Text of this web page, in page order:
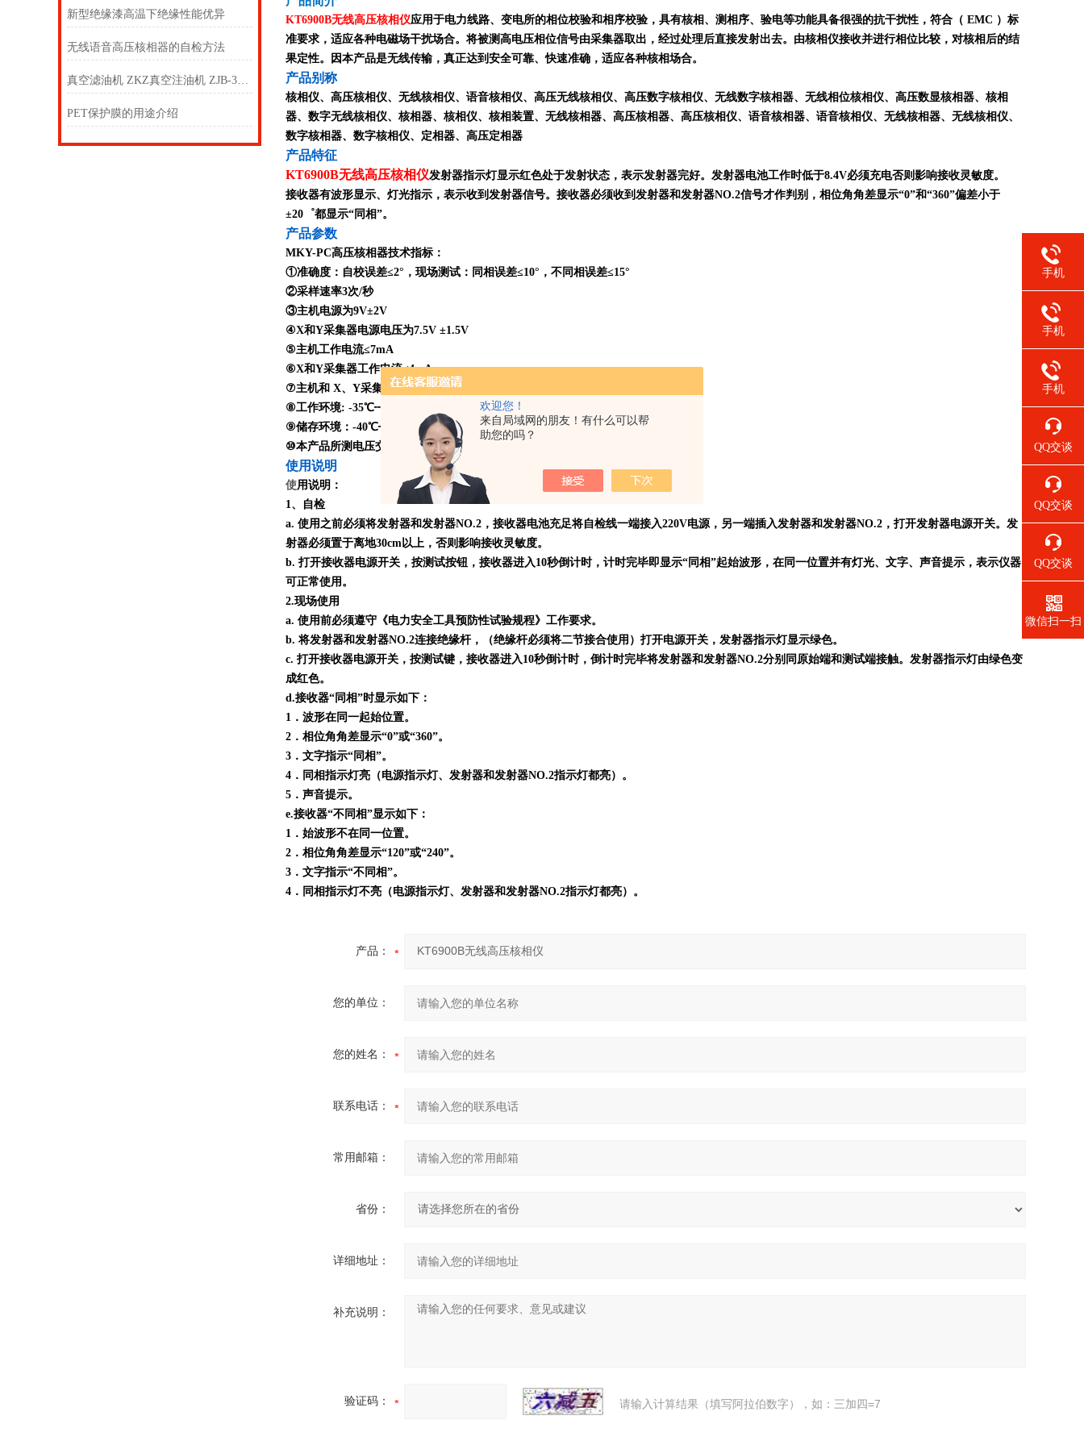
欢迎您！
来自局域网的朋友！有什么可以帮
助您的吗？
新型绝缘漆高温下绝缘性能优异
无线语音高压核相器的自检方法
真空滤油机 ZKZ真空注油机 ZJB-3KY真空净油机
PET保护膜的用途介绍
KT6900B无线高压核相仪应用于电力线路、变电所的相位校验和相序校验，具有核相、测相序、验电等功能具备很强的抗干扰性，符合（ EMC ）标
准要求，适应各种电磁场干扰场合。将被测高电压相位信号由采集器取出，经过处理后直接发射出去。由核相仪接收并进行相位比较，对核相后的结
果定性。因本产品是无线传输，真正达到安全可靠、快速准确，适应各种核相场合。
产品别称
核相仪、高压核相仪、无线核相仪、语音核相仪、高压无线核相仪、高压数字核相仪、无线数字核相器、无线相位核相仪、高压数显核相器、核相
器、数字无线核相仪、核相器、核相仪、核相装置、无线核相器、高压核相器、高压核相仪、语音核相器、语音核相仪、无线核相器、无线核相仪、
数字核相器、数字核相仪、定相器、高压定相器
产品特征
KT6900B无线高压核相仪发射器指示灯显示红色处于发射状态，表示发射器完好。发射器电池工作时低于8.4V必须充电否则影响接收灵敏度。
接收器有波形显示、灯光指示，表示收到发射器信号。接收器必须收到发射器和发射器NO.2信号才作判别，相位角角差显示“0”和“360”偏差小于
±20゜都显示“同相”。
产品参数
MKY-PC高压核相器技术指标：
①准确度：自校误差≤2°，现场测试：同相误差≤10°，不同相误差≤15°
②采样速率3次/秒
③主机电源为9V±2V
④X和Y采集器电源电压为7.5V ±1.5V
⑤主机工作电流≤7mA
⑥X和Y采集器工作电流≤4mA
⑦主机和 X、Y采集器的视距传输距离为 X≤80m Y≤50m
⑧工作环境: -35℃┉ +50℃ 湿度：≤95%RH
⑨储存环境：-40℃┉ +55℃ 湿度：≤95%RH
⑩本产品所测电压交流等级为 0.38KV┉500KV
使用说明
使用说明：
1、自检
a. 使用之前必须将发射器和发射器NO.2，接收器电池充足将自检线一端接入220V电源，另一端插入发射器和发射器NO.2，打开发射器电源开关。发
射器必须置于离地30cm以上，否则影响接收灵敏度。
b. 打开接收器电源开关，按测试按钮，接收器进入10秒倒计时，计时完毕即显示“同相”起始波形，在同一位置并有灯光、文字、声音提示，表示仪器
可正常使用。
2.现场使用
a. 使用前必须遵守《电力安全工具预防性试验规程》工作要求。
b. 将发射器和发射器NO.2连接绝缘杆，（绝缘杆必须将二节接合使用）打开电源开关，发射器指示灯显示绿色。
c. 打开接收器电源开关，按测试键，接收器进入10秒倒计时，倒计时完毕将发射器和发射器NO.2分别同原始端和测试端接触。发射器指示灯由绿色变
成红色。
d.接收器“同相”时显示如下：
1．波形在同一起始位置。
2．相位角角差显示“0”或“360”。
3．文字指示“同相”。
4．同相指示灯亮（电源指示灯、发射器和发射器NO.2指示灯都亮）。
5．声音提示。
e.接收器“不同相”显示如下：
1．始波形不在同一位置。
2．相位角角差显示“120”或“240”。
3．文字指示“不同相”。
4．同相指示灯不亮（电源指示灯、发射器和发射器NO.2指示灯都亮）。
产品：
您的单位：
您的姓名：
联系电话：
常用邮箱：
省份：
详细地址：
补充说明：
验证码： 请输入计算结果（填写阿拉伯数字），如：三加四=7
手机
手机
手机
QQ交谈
QQ交谈
QQ交谈
微信扫一扫